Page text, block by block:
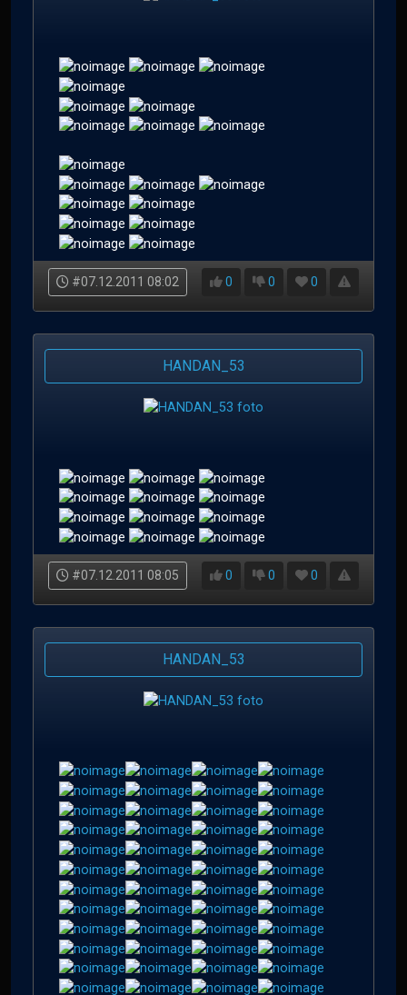
#07.12.2011 08:02 0 0 0
HANDAN_53
#07.12.2011 08:05 0 0 0
HANDAN_53